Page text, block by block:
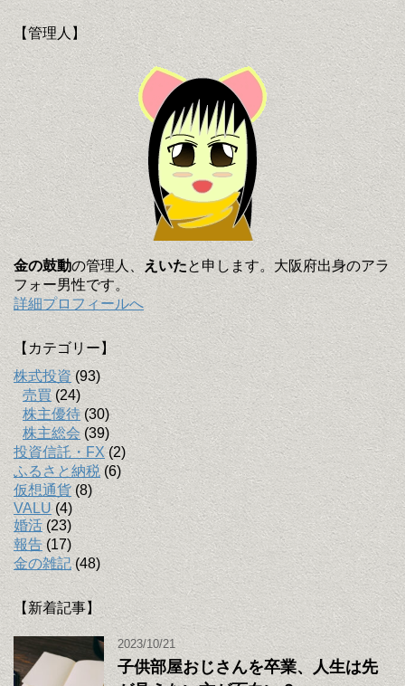
【管理人】
金の鼓動の管理人、えいたと申します。大阪府出身のアラ
フォー男性です。
詳細プロフィールへ
【カテゴリー】
株式投資(93)
売買 (24)
株主優待(30)
株主総会 (39)
投資信託・FX(2)
ふるさと納税 (6)
仮想通貨 (8)
VALU(4)
婚活 (23)
報告 (17)
金の雑記(48)
【新着記事】
2023/10/21
子供部屋おじさんを卒業、人生は先